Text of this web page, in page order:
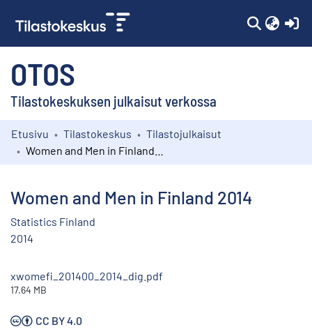
OTOS
Tilastokeskuksen julkaisut verkossa
Kokoelmat
Etusivu Tilastokeskus
Tilastojulkaisut
Women and Men in Finland 2014
Statistics Finland
2014
xwomefi_201400_2014_dig.pdf
17.64 MB
CC BY 4.0